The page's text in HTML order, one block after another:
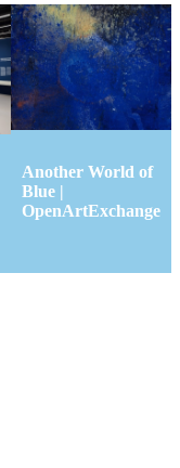
Another World of
Blue |
OpenArtExchange